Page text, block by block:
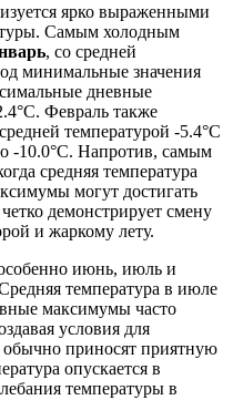
ярко выраженными
Самым холодным
, со средней
минимальные значения
дневные
Февраль также
температурой -5.4°C
-10.0°C. Напротив, самым
средняя температура
могут достигать
демонстрирует смену
и жаркому лету.
июнь, июль и
температура в июле
максимумы часто
условия для
приносят приятную
опускается в
температуры в